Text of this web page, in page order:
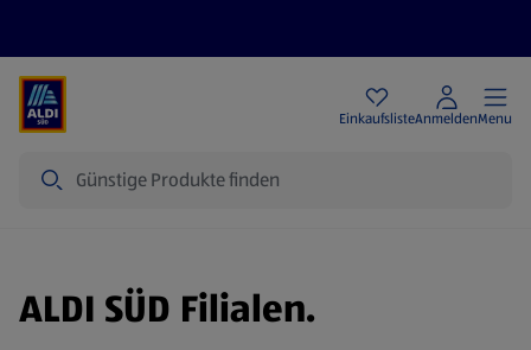
EinkaufslisteAnmeldenMenu
ALDI SÜD Filialen.